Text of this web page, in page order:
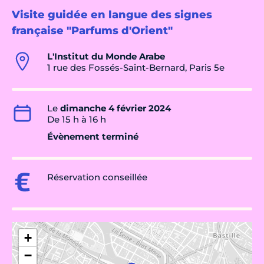
Visite guidée en langue des signes
française "Parfums d'Orient"
L'Institut du Monde Arabe
1 rue des Fossés-Saint-Bernard, Paris 5e
Le dimanche 4 février 2024
De 15 h à 16 h
Évènement terminé
Réservation conseillée
+
−